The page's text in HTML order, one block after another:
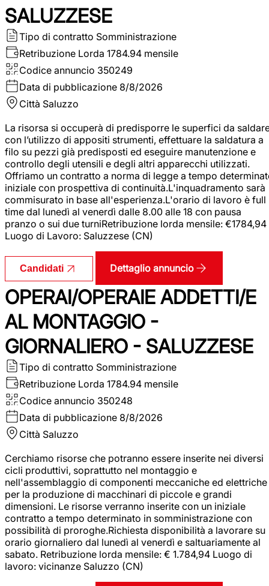
SALUZZESE
Tipo di contratto Somministrazione
Retribuzione Lorda 1784.94 mensile
Codice annuncio 350249
Data di pubblicazione 8/8/2026
Città Saluzzo
La risorsa si occuperà di predisporre le superfici da
con l’utilizzo di appositi strumenti, effettuare la saldatura a
filo su pezzi già predisposti ed eseguire manutenzione e
controllo degli utensili e degli altri apparecchi utilizzati.
Offriamo un contratto a norma di legge a tempo
iniziale con prospettiva di continuità.L'inquadramento sarà
commisurato in base all'esperienza.L'orario di lavoro è full
time dal lunedì al venerdì dalle 8.00 alle 18 con pausa
pranzo o sui due turniRetribuzione lorda mensile: €1784,94
Luogo di Lavoro: Saluzzese (CN)
Candidati Dettaglio annuncio
OPERAI/OPERAIE ADDETTI/E
AL MONTAGGIO -
GIORNALIERO - SALUZZESE
Tipo di contratto Somministrazione
Retribuzione Lorda 1784.94 mensile
Codice annuncio 350248
Data di pubblicazione 8/8/2026
Città Saluzzo
Cerchiamo risorse che potranno essere inserite nei diversi
cicli produttivi, soprattutto nel montaggio e
nell'assemblaggio di componenti meccaniche ed elettriche
per la produzione di macchinari di piccole e grandi
dimensioni. Le risorse verranno inserite con un iniziale
contratto a tempo determinato in somministrazione con
possibilità di proroghe.Richiesta disponibilità a lavorare su
orario giornaliero dal lunedì al venerdì e saltuariamente al
sabato. Retribuzione lorda mensile: € 1.784,94 Luogo di
lavoro: vicinanze Saluzzo (CN)